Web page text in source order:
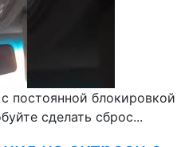
постоянной блокировкой
сделать сброс...